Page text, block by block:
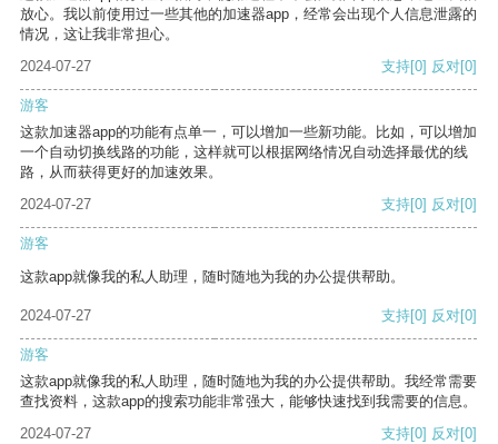
放心。我以前使用过一些其他的加速器app，经常会出现个人信息泄露的
情况，这让我非常担心。
2024-07-27
支持[0] 反对[0]
游客
这款加速器app的功能有点单一，可以增加一些新功能。比如，可以增加
一个自动切换线路的功能，这样就可以根据网络情况自动选择最优的线
路，从而获得更好的加速效果。
2024-07-27
支持[0] 反对[0]
游客
这款app就像我的私人助理，随时随地为我的办公提供帮助。
2024-07-27 支持[0] 反对[0]
游客
这款app就像我的私人助理，随时随地为我的办公提供帮助。我经常需要
查找资料，这款app的搜索功能非常强大，能够快速找到我需要的信息。
2024-07-27
支持[0] 反对[0]